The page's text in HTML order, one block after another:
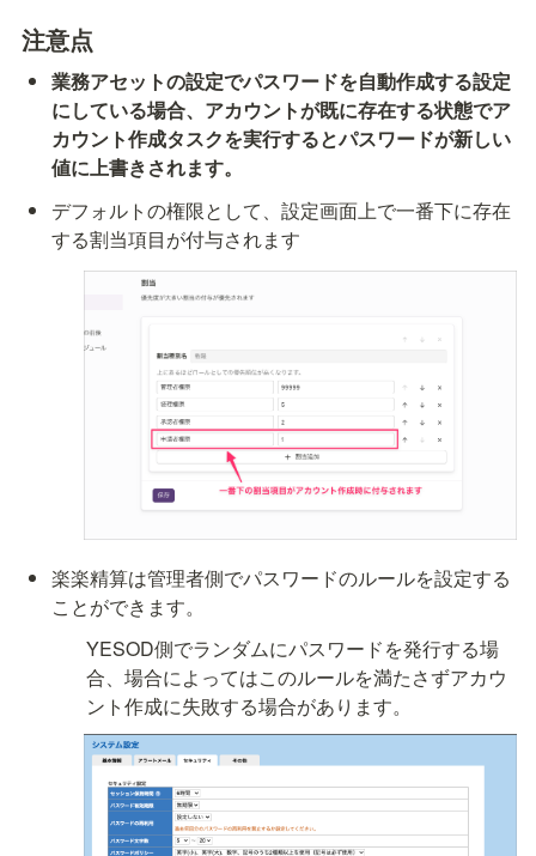
注意点
業務アセットの設定でパスワードを自動作成する設定
にしている場合、アカウントが既に存在する状態でア
カウント作成タスクを実行するとパスワードが新しい
値に上書きされます。
デフォルトの権限として、設定画面上で一番下に存在
する割当項目が付与されます
楽楽精算は管理者側でパスワードのルールを設定する
ことができます。
YESOD側でランダムにパスワードを発行する場
合、場合によってはこのルールを満たさずアカウ
ント作成に失敗する場合があります。